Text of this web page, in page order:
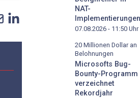
NAT-
Implementierungen
07.08.2026 - 11:50 Uhr
20 Millionen Dollar an
Belohnungen
Microsofts Bug-
Bounty-Programm
verzeichnet
Rekordjahr